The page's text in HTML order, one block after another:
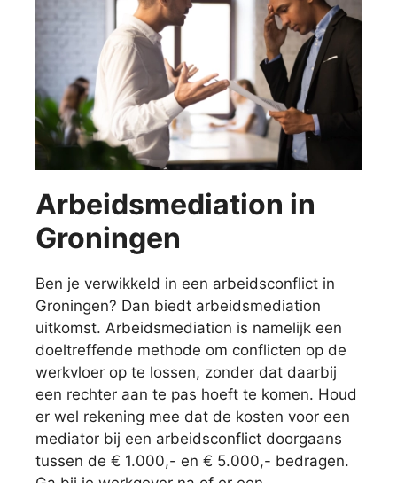
Arbeidsmediation in
Groningen
Ben je verwikkeld in een arbeidsconflict in
Groningen? Dan biedt arbeidsmediation
uitkomst. Arbeidsmediation is namelijk een
doeltreffende methode om conflicten op de
werkvloer op te lossen, zonder dat daarbij
een rechter aan te pas hoeft te komen. Houd
er wel rekening mee dat de kosten voor een
mediator bij een arbeidsconflict doorgaans
tussen de € 1.000,- en € 5.000,- bedragen.